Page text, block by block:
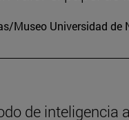
Museo Universidad de
de inteligencia